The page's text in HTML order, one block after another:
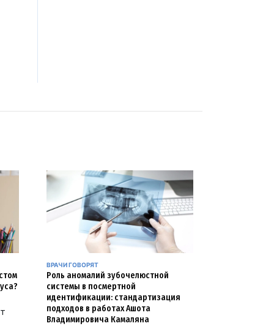
ВРАЧИ ГОВОРЯТ
Роль аномалий зубочелюстной
системы в посмертной
идентификации: стандартизация
подходов в работах Ашота
Владимировича Камаляна